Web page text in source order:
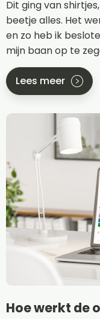
Dit ging van
beetje alles. Het
en zo heb ik
mijn baan op te
Lees meer
Hoe werkt de